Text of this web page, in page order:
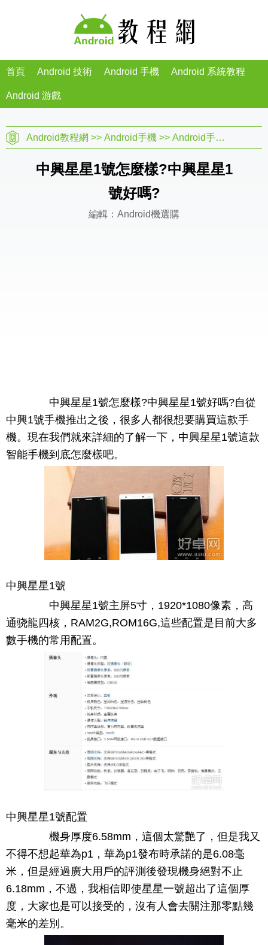
首頁 Android 技術 Android 手機 Android 系統教程
Android 游戲
Android教程網 >> Android手機 >> Android手機教程
中興星星1號怎麼樣?中興星星1
號好嗎?
編輯：Android機選購
中興星星1號怎麼樣?中興星星1號好嗎?自從
中興1號手機推出之後，很多人都很想要購買這款手
機。現在我們就來詳細的了解一下，中興星星1號這款
智能手機到底怎麼樣吧。
中興星星1號
中興星星1號主屏5寸，1920*1080像素，高
通骁龍四核，RAM2G,ROM16G,這些配置是目前大多
數手機的常用配置。
中興星星1號配置
機身厚度6.58mm，這個太驚艷了，但是我又
不得不想起華為p1，華為p1發布時承諾的是6.08毫
米，但是經過廣大用戶的評測後發現機身絕對不止
6.18mm，不過，我相信即使星星一號超出了這個厚
度，大家也是可以接受的，沒有人會去關注那零點幾
毫米的差別。